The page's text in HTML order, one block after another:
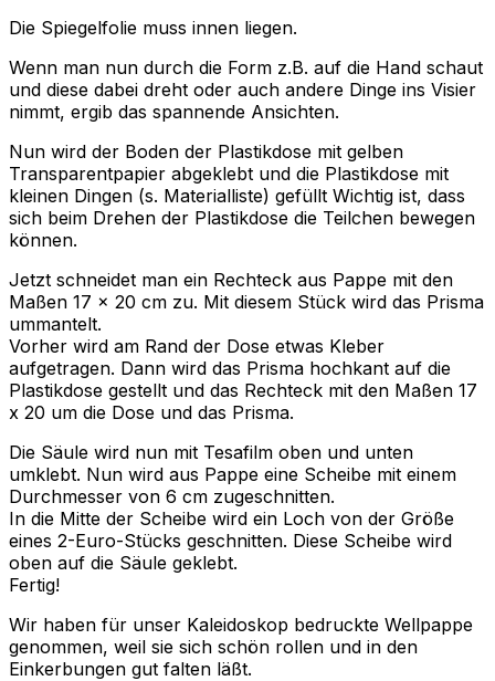
Die Spiegelfolie muss innen liegen.
Wenn man nun durch die Form z.B. auf die Hand schaut
und diese dabei dreht oder auch andere Dinge ins Visier
nimmt, ergib das spannende Ansichten.
Nun wird der Boden der Plastikdose mit gelben
Transparentpapier abgeklebt und die Plastikdose mit
kleinen Dingen (s. Materialliste) gefüllt Wichtig ist, dass
sich beim Drehen der Plastikdose die Teilchen bewegen
können.
Jetzt schneidet man ein Rechteck aus Pappe mit den
Maßen 17 x 20 cm zu. Mit diesem Stück wird das Prisma
ummantelt.
Vorher wird am Rand der Dose etwas Kleber
aufgetragen. Dann wird das Prisma hochkant auf die
Plastikdose gestellt und das Rechteck mit den Maßen 17
x 20 um die Dose und das Prisma.
Die Säule wird nun mit Tesafilm oben und unten
umklebt. Nun wird aus Pappe eine Scheibe mit einem
Durchmesser von 6 cm zugeschnitten.
In die Mitte der Scheibe wird ein Loch von der Größe
eines 2-Euro-Stücks geschnitten. Diese Scheibe wird
oben auf die Säule geklebt.
Fertig!
Wir haben für unser Kaleidoskop bedruckte Wellpappe
genommen, weil sie sich schön rollen und in den
Einkerbungen gut falten läßt.